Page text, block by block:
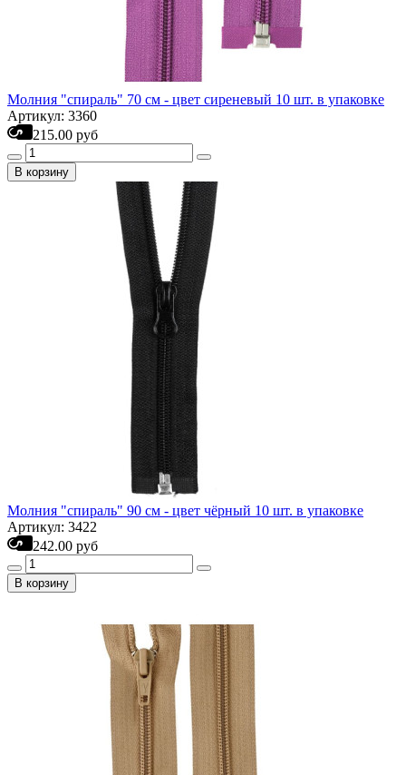
Молния "спираль" 70 см - цвет сиреневый 10 шт. в упаковке
Артикул: 3360
215.00 руб
В корзину
Молния "спираль" 90 см - цвет чёрный 10 шт. в упаковке
Артикул: 3422
242.00 руб
В корзину